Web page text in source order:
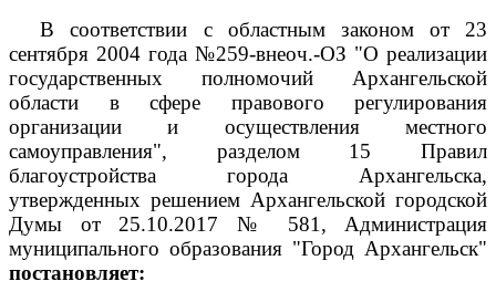
В соответствии с областным законом от 23
сентября 2004 года №259-внеоч.-ОЗ "О реализации
государственных полномочий Архангельской
области в сфере правового регулирования
организации и осуществления местного
самоуправления", разделом 15 Правил
благоустройства города Архангельска,
утвержденных решением Архангельской городской
Думы от 25.10.2017 № 581, Администрация
муниципального образования "Город Архангельск"
постановляет: